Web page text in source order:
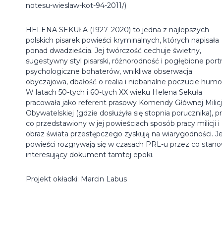
notesu-wieslaw-kot-94-2011/)
HELENA SEKUŁA (1927–2020) to jedna z najlepszych
polskich pisarek powieści kryminalnych, których napisała
ponad dwadzieścia. Jej twórczość cechuje świetny,
sugestywny styl pisarski, różnorodność i pogłębione
psychologiczne bohaterów, wnikliwa obserwacja
obyczajowa, dbałość o realia i niebanalne poczucie
W latach 50-tych i 60-tych XX wieku Helena Sekuła
pracowała jako referent prasowy Komendy Głównej
Obywatelskiej (gdzie dosłużyła się stopnia porucznika),
co przedstawiony w jej powieściach sposób pracy milicji i
obraz świata przestępczego zyskują na wiarygodności.
powieści rozgrywają się w czasach PRL-u przez co
interesujący dokument tamtej epoki.
Projekt okładki: Marcin Labus